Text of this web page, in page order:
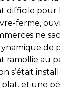
difficile pour
ferme,
ne
de
ramollie au
s’était
plat, et une